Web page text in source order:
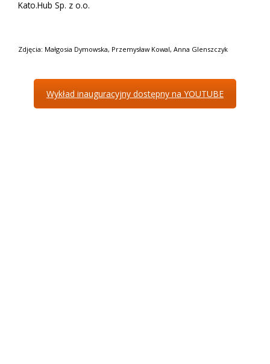
Kato.Hub Sp. z o.o.
Zdjęcia: Małgosia Dymowska, Przemysław Kowal, Anna Glenszczyk
Wykład inauguracyjny dostępny na YOUTUBE